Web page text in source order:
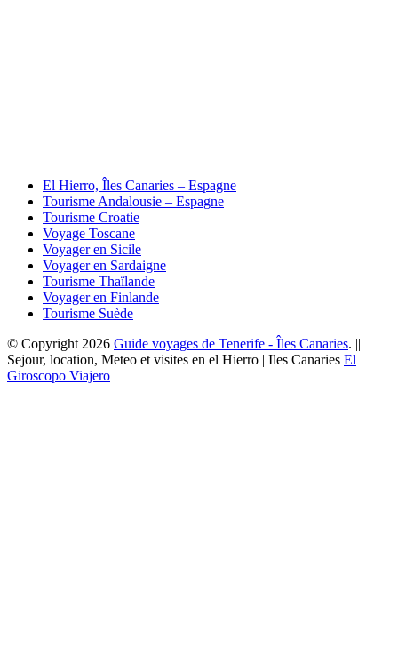
El Hierro, Îles Canaries – Espagne
Tourisme Andalousie – Espagne
Tourisme Croatie
Voyage Toscane
Voyager en Sicile
Voyager en Sardaigne
Tourisme Thaïlande
Voyager en Finlande
Tourisme Suède
© Copyright 2026 Guide voyages de Tenerife - Îles Canaries. ||
Sejour, location, Meteo et visites en el Hierro | Iles Canaries El
Giroscopo Viajero